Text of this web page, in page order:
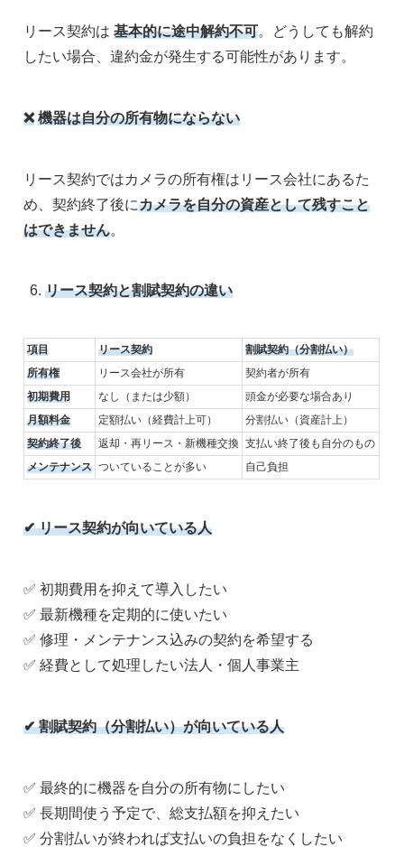
リース契約は基本的に途中解約不可。どうしても解約
したい場合、違約金が発生する可能性があります。
❌ 機器は自分の所有物にならない
リース契約ではカメラの所有権はリース会社にあるた
め、契約終了後にカメラを自分の資産として残すこと
はできません。
リース契約と割賦契約の違い
項目 リース契約
割賦契約（分割払い）
所有権
リース会社が所有
契約者が所有
初期費用
なし（または少額）
頭金が必要な場合あり
月額料金
定額払い（経費計上可）
分割払い（資産計上）
契約終了後
返却・再リース・新機種交換
支払い終了後も自分のもの
メンテナンス ついていることが多い 自己負担
✔リース契約が向いている人
✅ 初期費用を抑えて導入したい
✅ 最新機種を定期的に使いたい
✅ 修理・メンテナンス込みの契約を希望する
✅ 経費として処理したい法人・個人事業主
✔割賦契約（分割払い）が向いている人
✅ 最終的に機器を自分の所有物にしたい
✅ 長期間使う予定で、総支払額を抑えたい
✅ 分割払いが終われば支払いの負担をなくしたい